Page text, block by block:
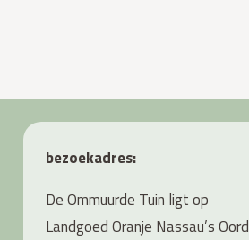
bezoekadres:
De Ommuurde Tuin ligt op
Landgoed Oranje Nassau’s Oord